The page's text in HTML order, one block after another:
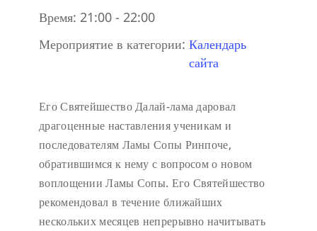
Время: 21:00 - 22:00
Мероприятие в категории: Календарь
сайта
Его Святейшество Далай-лама даровал
драгоценные наставления ученикам и
последователям Ламы Сопы Ринпоче,
обратившимся к нему с вопросом о новом
воплощении Ламы Сопы. Его Святейшество
рекомендовал в течение ближайших
нескольких месяцев непрерывно начитывать